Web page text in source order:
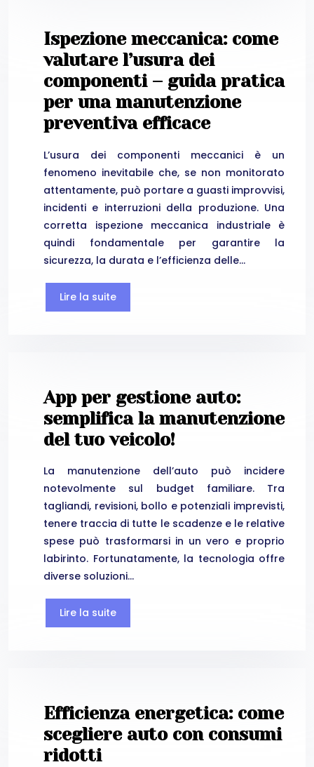
Ispezione meccanica: come
valutare l’usura dei
componenti – guida pratica
per una manutenzione
preventiva efficace
L’usura dei componenti meccanici è un
fenomeno inevitabile che, se non monitorato
attentamente, può portare a guasti improvvisi,
incidenti e interruzioni della produzione. Una
corretta ispezione meccanica industriale è
quindi fondamentale per garantire la
sicurezza, la durata e l’efficienza delle…
Lire la suite
App per gestione auto:
semplifica la manutenzione
del tuo veicolo!
La manutenzione dell’auto può incidere
notevolmente sul budget familiare. Tra
tagliandi, revisioni, bollo e potenziali imprevisti,
tenere traccia di tutte le scadenze e le relative
spese può trasformarsi in un vero e proprio
labirinto. Fortunatamente, la tecnologia offre
diverse soluzioni…
Lire la suite
Efficienza energetica: come
scegliere auto con consumi
ridotti